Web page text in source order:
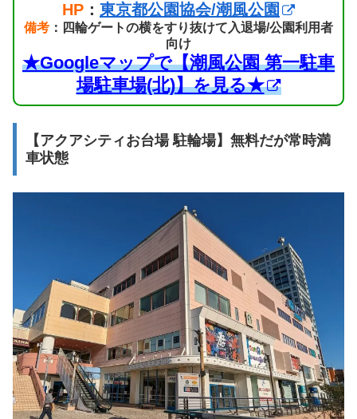
HP ： 東京都公園協会/潮風公園
備考 ：四輪ゲートの横をすり抜けて入退場/公園利用者
向け
★Googleマップで【潮風公園 第一駐車
場駐車場(北)】を見る★
【アクアシティお台場 駐輪場】無料だが常時満
車状態